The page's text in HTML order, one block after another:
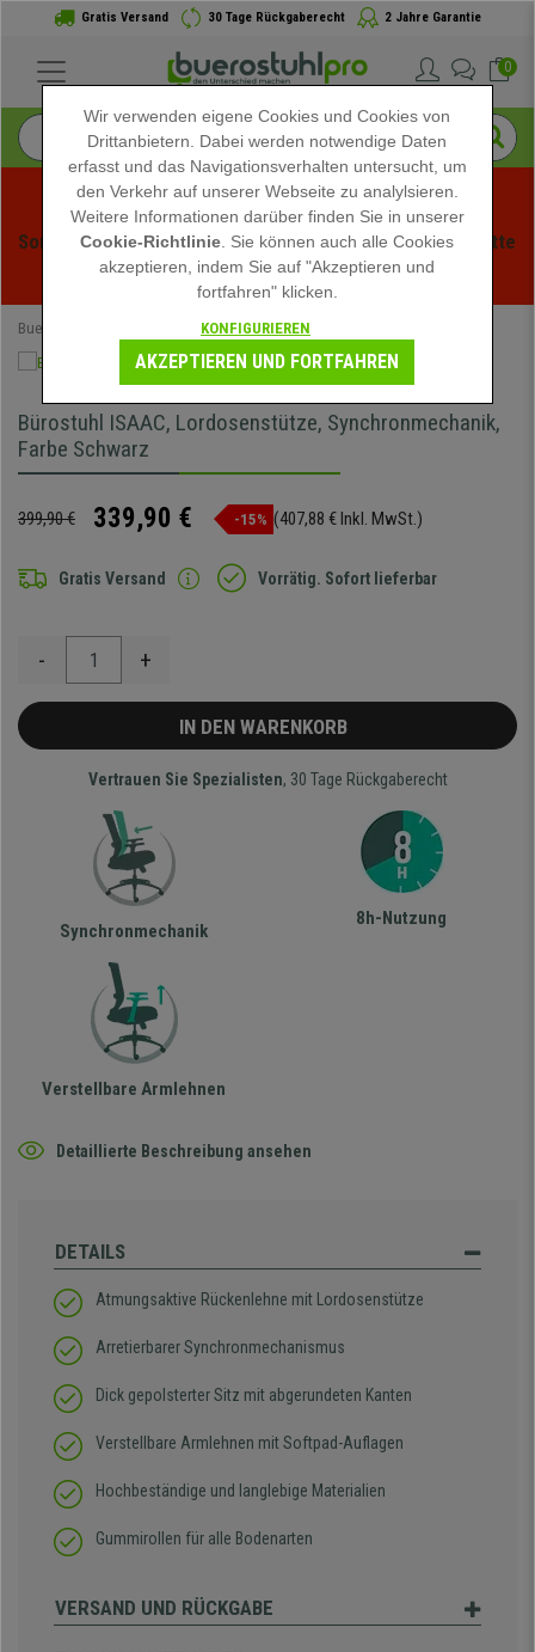
Gratis Versand 30 Tage Rückgaberecht 2 Jahre Garantie
0
Sommerschlussverauf bei buerstuhlpro! Exklusive Rabatte
für kurze Zeit - Aktion ansehen -
Buerostuhlpro Schreibtischstühle
Bürostuhl ISAAC, Lordosenstütze, Synchronmechanik,
Farbe Schwarz
399,90 € 339,90 € -15% (407,88 € Inkl. MwSt.)
Gratis Versand Vorrätig. Sofort lieferbar
- +
IN DEN WARENKORB
Vertrauen Sie Spezialisten, 30 Tage Rückgaberecht
Synchronmechanik
8h-Nutzung
Verstellbare Armlehnen
Detaillierte Beschreibung ansehen
DETAILS
Atmungsaktive Rückenlehne mit Lordosenstütze
Arretierbarer Synchronmechanismus
Dick gepolsterter Sitz mit abgerundeten Kanten
Verstellbare Armlehnen mit Softpad-Auflagen
Hochbeständige und langlebige Materialien
Gummirollen für alle Bodenarten
VERSAND UND RÜCKGABE
Wir verwenden eigene Cookies und Cookies von
Drittanbietern. Dabei werden notwendige Daten
erfasst und das Navigationsverhalten untersucht, um
den Verkehr auf unserer Webseite zu analylsieren.
Weitere Informationen darüber finden Sie in unserer
Cookie-Richtlinie . Sie können auch alle Cookies
akzeptieren, indem Sie auf "Akzeptieren und
fortfahren" klicken.
KONFIGURIEREN
AKZEPTIEREN UND FORTFAHREN